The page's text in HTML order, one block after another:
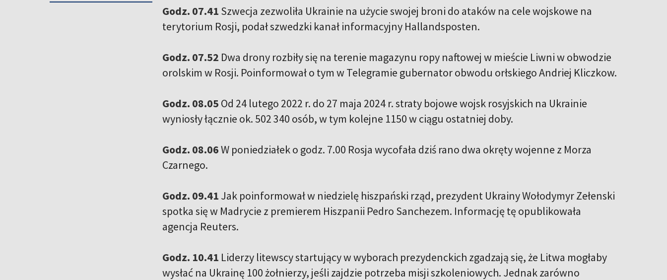
Godz. 07.41 Szwecja zezwoliła Ukrainie na użycie swojej broni do ataków na cele wojskowe na
terytorium Rosji, podał szwedzki kanał informacyjny Hallandsposten.
Godz. 07.52 Dwa drony rozbiły się na terenie magazynu ropy naftowej w mieście Liwni w obwodzie
orolskim w Rosji. Poinformował o tym w Telegramie gubernator obwodu orłskiego Andriej Kliczkow.
Godz. 08.05 Od 24 lutego 2022 r. do 27 maja 2024 r. straty bojowe wojsk rosyjskich na Ukrainie
wyniosły łącznie ok. 502 340 osób, w tym kolejne 1150 w ciągu ostatniej doby.
Godz. 08.06W poniedziałek o godz. 7.00 Rosja wycofała dziś rano dwa okręty wojenne z Morza
Czarnego.
Godz. 09.41 Jak poinformował w niedzielę hiszpański rząd, prezydent Ukrainy Wołodymyr Zełenski
spotka się w Madrycie z premierem Hiszpanii Pedro Sanchezem. Informację tę opublikowała
agencja Reuters.
Godz. 10.41 Liderzy litewscy startujący w wyborach prezydenckich zgadzają się, że Litwa mogłaby
wysłać na Ukrainę 100 żołnierzy, jeśli zajdzie potrzeba misji szkoleniowych. Jednak zarówno